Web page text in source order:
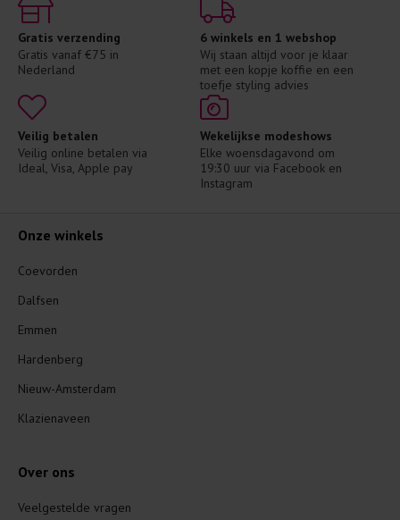
Gratis verzending
Gratis vanaf €75 in
Nederland
6 winkels en 1 webshop
Wij staan altijd voor je klaar
met een kopje koffie en een
toefje styling advies
Veilig betalen
Veilig online betalen via
Ideal, Visa, Apple pay
Wekelijkse modeshows
Elke woensdagavond om
19:30 uur via Facebook en
Instagram
Onze winkels
Coevorden
Dalfsen
Emmen
Hardenberg
Nieuw-Amsterdam
Klazienaveen
Over ons
Veelgestelde vragen